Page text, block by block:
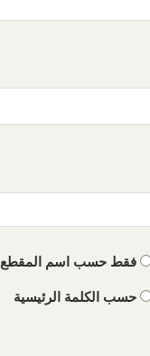
فقط حسب اسم المقطع
حسب الكلمة الرئيسية